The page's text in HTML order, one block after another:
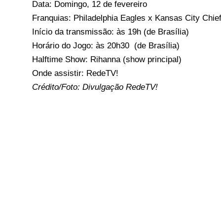
Data: Domingo, 12 de fevereiro
Franquias: Philadelphia Eagles x Kansas City
Início da transmissão: às 19h (de Brasília)
Horário do Jogo: às 20h30 (de Brasília)
Halftime Show: Rihanna (show principal)
Onde assistir: RedeTV!
Crédito/Foto: Divulgação RedeTV!